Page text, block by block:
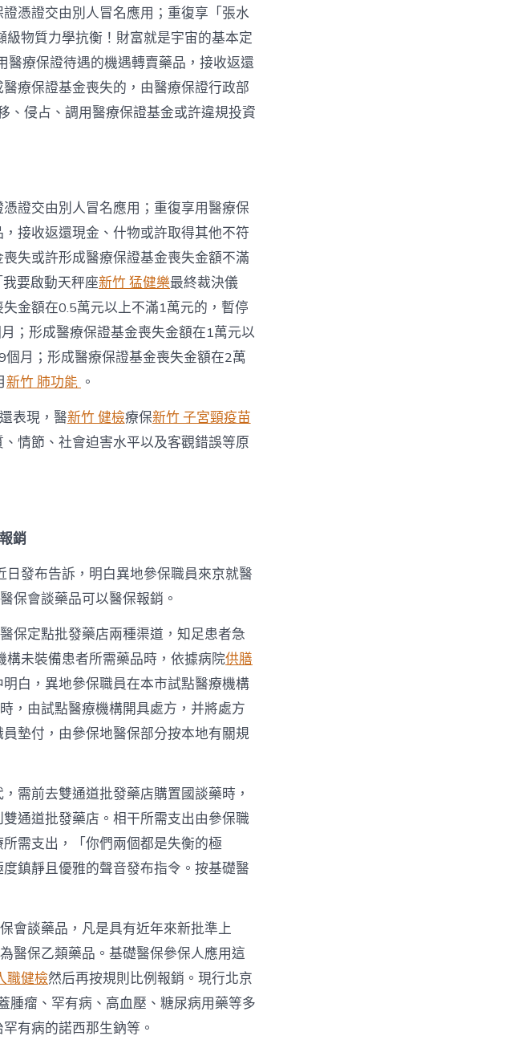
憑證交由別人冒名應用；重復享「張水
級物質力學抗衡！財富就是宇宙的基本定
醫療保證待遇的機遇轉賣藥品，接收返還
療保證基金喪失的，由醫療保證行政部
、侵占、調用醫療保證基金或許違規投資
證交由別人冒名應用；重復享用醫療保
接收返還現金、什物或許取得其他不符
失或許形成醫療保證基金喪失金額不滿
要啟動天秤座新竹 猛健樂最終裁決儀
金額在0.5萬元以上不滿1萬元的，暫停
；形成醫療保證基金喪失金額在1萬元以
月；形成醫療保證基金喪失金額在2萬
新竹 肺功能 。
表現，醫新竹 健檢療保新竹 子宮頸疫苗
情節、社會迫害水平以及客觀錯誤等原
銷
發布告訴，明白異地參保職員來京就醫
保會談藥品可以醫保報銷。
保定點批發藥店兩種渠道，知足患者急
構未裝備患者所需藥品時，依據病院供膳
白，異地參保職員在本市試點醫療機構
，由試點醫療機構開具處方，并將處方
墊付，由參保地醫保部分按本地有關規
需前去雙通道批發藥店購置國談藥時，
通道批發藥店。相干所需支出由參保職
需支出，「你們兩個都是失衡的極
鎮靜且優雅的聲音發布指令。按基礎醫
會談藥品，凡是具有近年來新批準上
醫保乙類藥品。基礎醫保參保人應用這
職健檢然后再按規則比例報銷。現行北京
腫瘤、罕有病、高血壓、糖尿病用藥等多
有病的諾西那生鈉等。